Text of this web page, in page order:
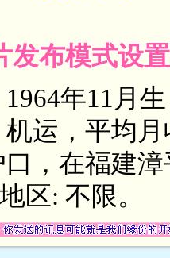
发布模式设
1964年11月
机运，平均
口，在福建
区: 不限。